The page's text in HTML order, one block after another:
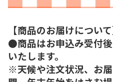
【商品のお届けについて
●商品はお申込み受付
いたします。
※天候や注文状況、お